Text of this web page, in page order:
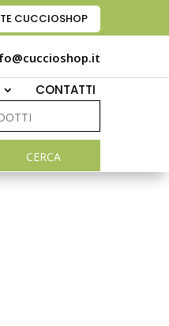
CUCCIOSHOP
CONTATTI